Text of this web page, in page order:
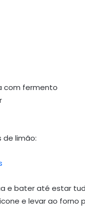
com fermento
de limão:
e bater até estar
e levar ao forno